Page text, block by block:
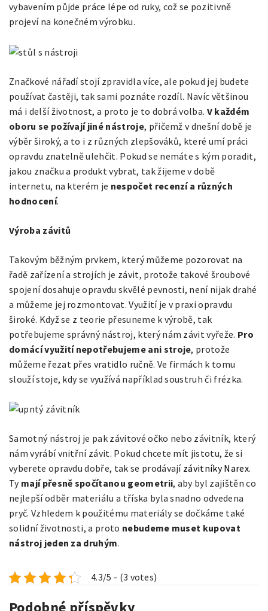
vybavením půjde práce lépe od ruky, což se pozitivně
projeví na konečném výrobku.
Značkové nářadí stojí zpravidla více, ale pokud jej budete
používat častěji, tak sami poznáte rozdíl. Navíc většinou
má i delší životnost, a proto je to dobrá volba. V každém
oboru se požívají jiné nástroje, přičemž v dnešní době je
výběr široký, a to i z různých zlepšováků, které umí práci
opravdu znatelně ulehčit. Pokud se nemáte s kým poradit,
jakou značku a produkt vybrat, tak žijeme v době
internetu, na kterém je nespočet recenzí a různých
hodnocení.
Výroba závitů
Takovým běžným prvkem, který můžeme pozorovat na
řadě zařízení a strojích je závit, protože takové šroubové
spojení dosahuje opravdu skvělé pevnosti, není nijak drahé
a můžeme jej rozmontovat. Využití je v praxi opravdu
široké. Když se z teorie přesuneme k výrobě, tak
potřebujeme správný nástroj, který nám závit vyřeže. Pro
domácí využití nepotřebujeme ani stroje, protože
můžeme řezat přes vratidlo ručně. Ve firmách k tomu
slouží stoje, kdy se využívá například soustruh či frézka.
Samotný nástroj je pak závitové očko nebo závitník, který
nám vyrábí vnitřní závit. Pokud chcete mít jistotu, že si
vyberete opravdu dobře, tak se prodávají závitníky Narex.
Ty mají přesně spočítanou geometrii, aby byl zajištěn co
nejlepší odběr materiálu a tříska byla snadno odvedena
pryč. Vzhledem k použitému materiály se dočkáme také
solidní životnosti, a proto nebudeme muset kupovat
nástroj jeden za druhým.
4.3/5 - (3 votes)
Podobné příspěvky